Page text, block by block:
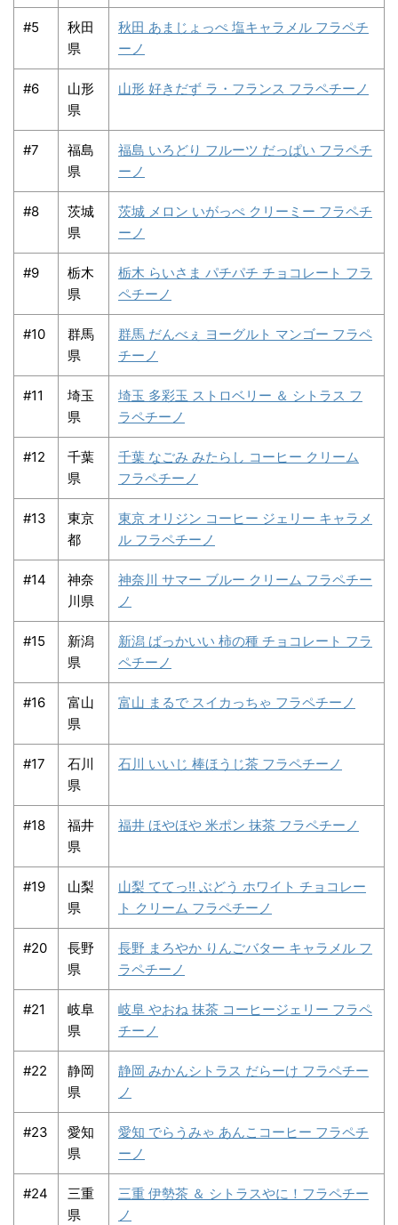
#5
秋田
県
秋田 あまじょっぺ 塩キャラメル フラペチ
ーノ
#6
山形
県
山形 好きだず ラ・フランス フラペチーノ
#7
福島
県
福島 いろどり フルーツ だっぱい フラペチ
ーノ
#8
茨城
県
茨城 メロン いがっぺ クリーミー フラペチ
ーノ
#9
栃木
県
栃木 らいさま パチパチ チョコレート フラ
ペチーノ
#10
群馬
県
群馬 だんべぇ ヨーグルト マンゴー フラペ
チーノ
#11
埼玉
県
埼玉 多彩玉 ストロベリー ＆ シトラス フ
ラペチーノ
#12
千葉
県
千葉 なごみ みたらし コーヒー クリーム
フラペチーノ
#13
東京
都
東京 オリジン コーヒー ジェリー キャラメ
ル フラペチーノ
#14
神奈
川県
神奈川 サマー ブルー クリーム フラペチー
ノ
#15
新潟
県
新潟 ばっかいい 柿の種 チョコレート フラ
ペチーノ
#16
富山
県
富山 まるで スイカっちゃ フラペチーノ
#17
石川
県
石川 いいじ 棒ほうじ茶 フラペチーノ
#18
福井
県
福井 ほやほや 米ポン 抹茶 フラペチーノ
#19
山梨
県
山梨 ててっ!! ぶどう ホワイト チョコレー
ト クリーム フラペチーノ
#20
長野
県
長野 まろやか りんごバター キャラメル フ
ラペチーノ
#21
岐阜
県
岐阜 やおね 抹茶 コーヒージェリー フラペ
チーノ
#22
静岡
県
静岡 みかんシトラス だらーけ フラペチー
ノ
#23
愛知
県
愛知 でらうみゃ あんこコーヒー フラペチ
ーノ
#24
三重
県
三重 伊勢茶 ＆ シトラスやに！フラペチー
ノ